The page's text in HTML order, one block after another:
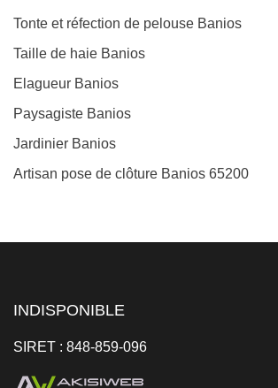
Tonte et réfection de pelouse Banios
Taille de haie Banios
Elagueur Banios
Paysagiste Banios
Jardinier Banios
Artisan pose de clôture Banios 65200
INDISPONIBLE
SIRET : 848-859-096